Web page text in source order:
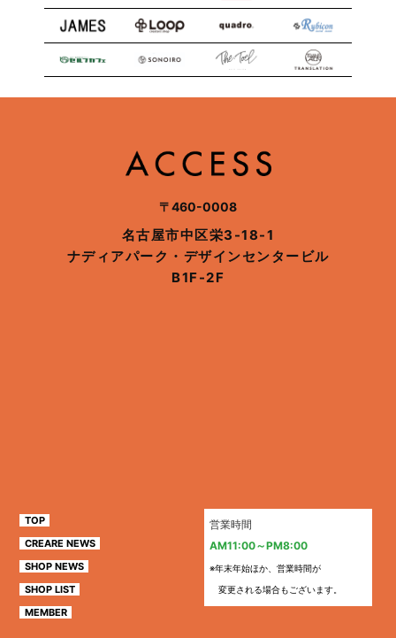
〒460-0008
名古屋市中区栄3-18-1
ナディアパーク・デザインセンタービル
B1F-2F
TOP
CREARE NEWS
SHOP NEWS
SHOP LIST
MEMBER
営業時間
AM11:00～PM8:00
※年末年始ほか、営業時間が
変更される場合もございます。